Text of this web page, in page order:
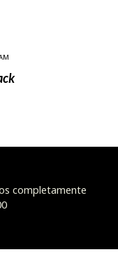
completamente